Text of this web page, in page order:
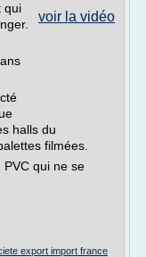
voir la vidéo
qui
halls du
filmées.
qui ne se
export import france